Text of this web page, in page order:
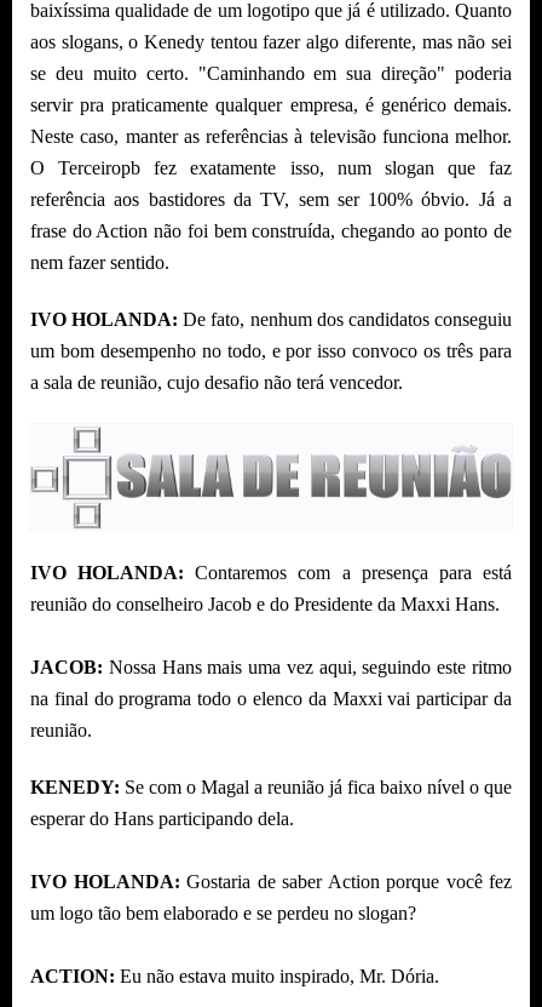
baixíssima qualidade de um logotipo que já é utilizado. Quanto
aos slogans, o Kenedy tentou fazer algo diferente, mas não sei
se deu muito certo. "Caminhando em sua direção" poderia
servir pra praticamente qualquer empresa, é genérico demais.
Neste caso, manter as referências à televisão funciona melhor.
O Terceiropb fez exatamente isso, num slogan que faz
referência aos bastidores da TV, sem ser 100% óbvio. Já a
frase do Action não foi bem construída, chegando ao ponto de
nem fazer sentido.
IVO HOLANDA: De fato, nenhum dos candidatos conseguiu
um bom desempenho no todo, e por isso convoco os três para
a sala de reunião, cujo desafio não terá vencedor.
IVO HOLANDA: Contaremos com a presença para está
reunião do conselheiro Jacob e do Presidente da Maxxi Hans.
JACOB: Nossa Hans mais uma vez aqui, seguindo este ritmo
na final do programa todo o elenco da Maxxi vai participar da
reunião.
KENEDY: Se com o Magal a reunião já fica baixo nível o que
esperar do Hans participando dela.
IVO HOLANDA: Gostaria de saber Action porque você fez
um logo tão bem elaborado e se perdeu no slogan?
ACTION: Eu não estava muito inspirado, Mr. Dória.